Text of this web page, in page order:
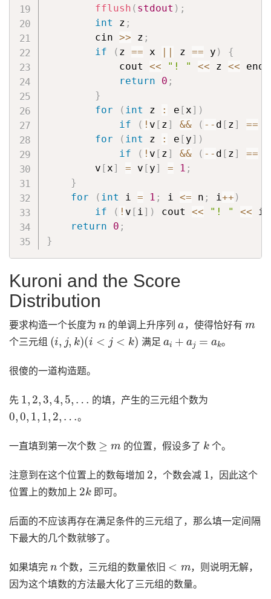
fflush ( stdout ) ;
int z ;
        cin
>> z ;
if
( z == x || z == y )
{
            cout
<< "! " << z << endl
return
0 ;
}
for
( int z : e [x] )
if
( ! v [ z] && ( -- d [ z] ==
for
( int z : e [ y] )
if
( ! v [ z] && ( -- d [ z] ==
        v
[x] = v [ y] = 1 ;
}
for
( int i = 1 ; i <= n ; i++ )
if
( ! v [ i] ) cout << "! " << i
return
0 ;
}
Kuroni and the Score
Distribution
要求构造一个长度为 的单调上升序列 ，使得恰好有
个三元组
(, k ( <j <
满足 。
很傻的一道构造题。
先
1 2 3, , 5,
的填，产生的三元组个数为
0 0 1 1, 2,
。
一直填到第一次个数
≥
的位置，假设多了
k
个。
注意到在这个位置上的数每增加
2
，个数会减
1
，因此这个
位置上的数加上
2k
即可。
后面的不应该再存在满足条件的三元组了，那么填一定间隔
下最大的几个数就够了。
如果填完 个数，三元组的数量依旧
，则说明无解，
因为这个填数的方法最大化了三元组的数量。